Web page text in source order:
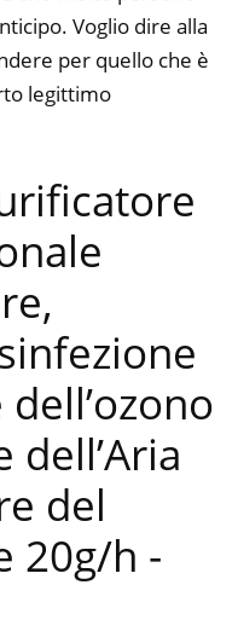
Voglio dire alla
per quello che è
legittimo
del
20g/h -